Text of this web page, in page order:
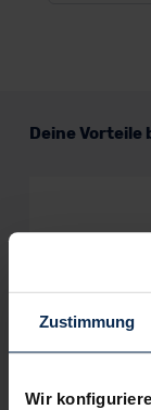
Zustimmung
Wir
Deine Vorteile